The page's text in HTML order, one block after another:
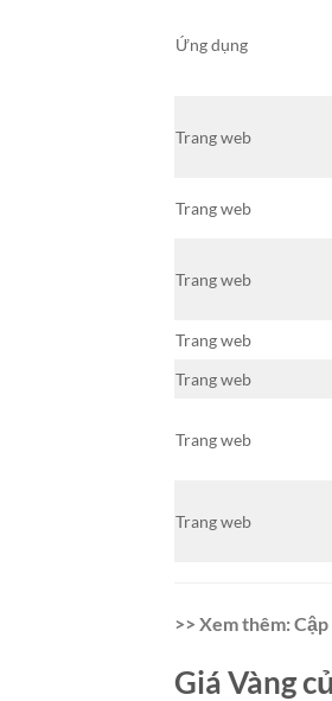
Ứng dụng
Trang web
Trang web
Trang web
Trang web
Trang web
Trang web
Trang web
>> Xem thêm:
Giá Vàng